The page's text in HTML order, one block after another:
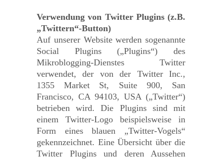
Verwendung von Twitter Plugins (z.B.
„Twittern“-Button)
Auf unserer Website werden sogenannte
Social Plugins („Plugins“) des
Mikroblogging-Dienstes Twitter
verwendet, der von der Twitter Inc.,
1355 Market St, Suite 900, San
Francisco, CA 94103, USA („Twitter“)
betrieben wird. Die Plugins sind mit
einem Twitter-Logo beispielsweise in
Form eines blauen „Twitter-Vogels“
gekennzeichnet. Eine Übersicht über die
Twitter Plugins und deren Aussehen